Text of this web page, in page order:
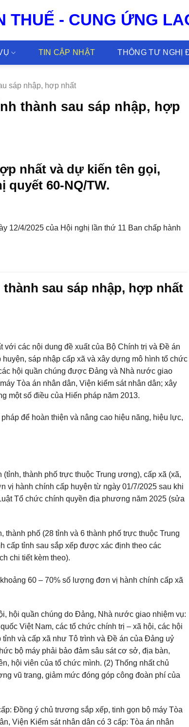
THUẾ - CUNG ỨNG
TIN CẬP NHẬT THÔNG TƯ NGHỊ
sáp nhập, hợp nhất
thành sau sáp nhập, hợp
nhất và dự kiến tên gọi,
60-NQ/TW.
12/4/2025 của Hội nghị lần thứ 11 Ban chấp hành
thành sau sáp nhập, hợp nhất
các nội dung đề xuất của Bộ Chính trị và Đề án
sáp nhập cấp xã và xây dựng mô hình tổ chức
hội quần chúng được Đảng và Nhà nước giao
Tòa án nhân dân, Viện kiểm sát nhân dân; xây
một số điều của Hiến pháp năm 2013.
để hoàn thiện và nâng cao hiệu năng, hiệu lực,
thành phố trực thuộc Trung ương), cấp xã (xã,
vị hành chính cấp huyện từ ngày 01/7/2025 sau khi
Tổ chức chính quyền địa phương năm 2025 (sửa
phố (28 tỉnh và 6 thành phố trực thuộc Trung
cấp tỉnh sau sắp xếp được xác định theo các
chi tiết kèm theo).
60 – 70% số lượng đơn vị hành chính cấp xã
hội quần chúng do Đảng, Nhà nước giao nhiệm vụ:
Việt Nam, các tổ chức chính trị – xã hội, các hội
và cấp xã như Tô trình và Đề án của Đảng uỷ
bộ máy phải bảo đảm sâu sát cơ sở, địa bàn,
hội viên của tổ chức mình. (2) Thống nhất chủ
vũ trang, giảm mức đóng góp công đoàn phí của
Đồng ý chủ trương sắp xếp, tinh gọn bộ máy Tòa
Viện Kiểm sát nhân dân có 3 cấp: Tòa án nhân